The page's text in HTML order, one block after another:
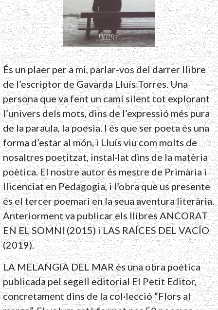
És un plaer per a mi, parlar-vos del darrer llibre
de l’escriptor de Gavarda Lluís Torres. Una
persona que va fent un camí silent tot explorant
l’univers dels mots, dins de l’expressió més pura
de la paraula, la poesia. I és que ser poeta és una
forma d’estar al món, i Lluís viu com molts de
nosaltres poetitzat, instal·lat dins de la matèria
poètica. El nostre autor és mestre de Primària i
llicenciat en Pedagogia, i l’obra que us presente
és el tercer poemari en la seua aventura literària.
Anteriorment va publicar els llibres ANCORAT
EN EL SOMNI (2015) i LAS RAÍCES DEL VACÍO
(2019).
LA MELANGIA DEL MAR és una obra poètica
publicada pel segell editorial El Petit Editor,
concretament dins de la col·lecció “Flors al